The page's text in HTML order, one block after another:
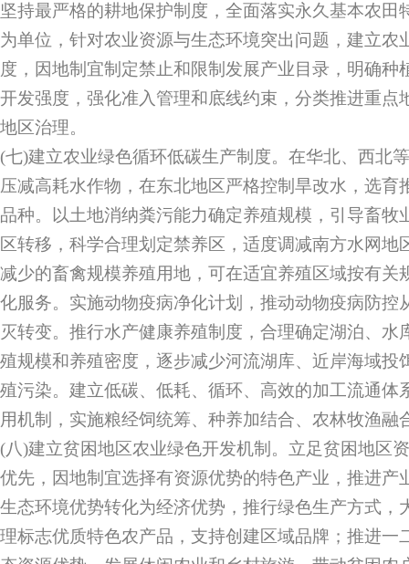
坚持最严格的耕地保护制度，全面落实永久基本农田
为单位，针对农业资源与生态环境突出问题，建立农
度，因地制宜制定禁止和限制发展产业目录，明确种
开发强度，强化准入管理和底线约束，分类推进重点
地区治理。
(七)建立农业绿色循环低碳生产制度。在华北、西北
压减高耗水作物，在东北地区严格控制旱改水，选育
品种。以土地消纳粪污能力确定养殖规模，引导畜牧
区转移，科学合理划定禁养区，适度调减南方水网地
减少的畜禽规模养殖用地，可在适宜养殖区域按有关
化服务。实施动物疫病净化计划，推动动物疫病防控
灭转变。推行水产健康养殖制度，合理确定湖泊、水
殖规模和养殖密度，逐步减少河流湖库、近岸海域投
殖污染。建立低碳、低耗、循环、高效的加工流通体
用机制，实施粮经饲统筹、种养加结合、农林牧渔融
(八)建立贫困地区农业绿色开发机制。立足贫困地区
优先，因地制宜选择有资源优势的特色产业，推进产
生态环境优势转化为经济优势，推行绿色生产方式，
理标志优质特色农产品，支持创建区域品牌；推进一